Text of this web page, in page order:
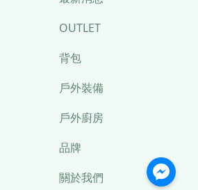
OUTLET
背包
戶外裝備
戶外廚房
品牌
關於我們